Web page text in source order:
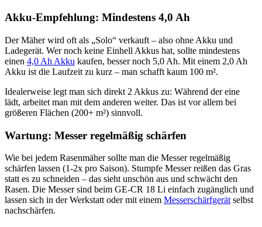
Akku-Empfehlung: Mindestens 4,0 Ah
Der Mäher wird oft als „Solo“ verkauft – also ohne Akku und
Ladegerät. Wer noch keine Einhell Akkus hat, sollte mindestens
einen 4,0 Ah Akku kaufen, besser noch 5,0 Ah. Mit einem 2,0 Ah
Akku ist die Laufzeit zu kurz – man schafft kaum 100 m².
Idealerweise legt man sich direkt 2 Akkus zu: Während der eine
lädt, arbeitet man mit dem anderen weiter. Das ist vor allem bei
größeren Flächen (200+ m²) sinnvoll.
Wartung: Messer regelmäßig schärfen
Wie bei jedem Rasenmäher sollte man die Messer regelmäßig
schärfen lassen (1-2x pro Saison). Stumpfe Messer reißen das Gras
statt es zu schneiden – das sieht unschön aus und schwächt den
Rasen. Die Messer sind beim GE-CR 18 Li einfach zugänglich und
lassen sich in der Werkstatt oder mit einem Messerschärfgerät selbst
nachschärfen.